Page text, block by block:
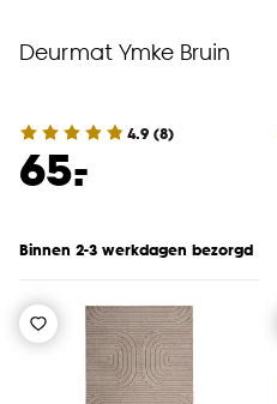
Deurmat Ymke Bruin
4.9 (8)
65.
-
Binnen 2-3 werkdagen bezorgd